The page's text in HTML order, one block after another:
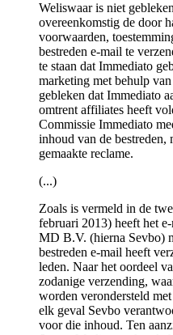
Weliswaar is niet
overeenkomstig de door
voorwaarden,
bestreden e-mail te
te staan dat Immediato
marketing met behulp
gebleken dat Immediato
omtrent affiliates heeft
Commissie Immediato
inhoud van de bestreden,
gemaakte reclame.
(...)
Zoals is vermeld in de
februari 2013) heeft het
MD B.V. (hierna Sevbo)
bestreden e-mail heeft
leden. Naar het oordeel
zodanige verzending,
worden verondersteld
elk geval Sevbo
voor die inhoud. Ten